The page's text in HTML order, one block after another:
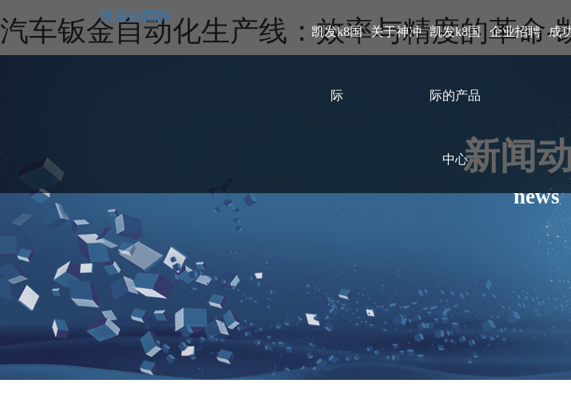
汽车钣金自动化生产线：效率与精度的革命-
新闻
news
凯发k8国际
凯发k8国
际
关于神冲 凯发k8国
际的产品
中心
企业招聘 成